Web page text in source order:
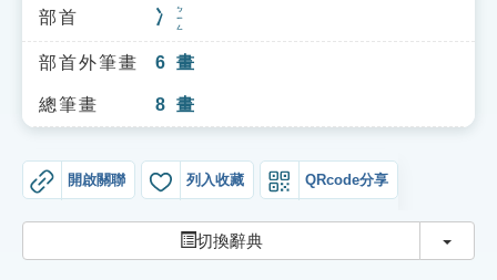
索引選單
知識索引
單字索引
遊戲專區
教學應用
部首 冫 ㄅㄧㄥ
部首外筆畫 6 畫
總筆畫 8 畫
開啟關聯 列入收藏 QRcode分享
切換辭典 切換